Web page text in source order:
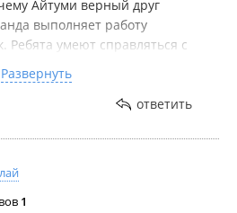
Айтуми верный друг
выполняет работу
Ребята умеют справляться с
не оставят наедине с Вашими
кучу креатива и в
Развернуть
ответить
1